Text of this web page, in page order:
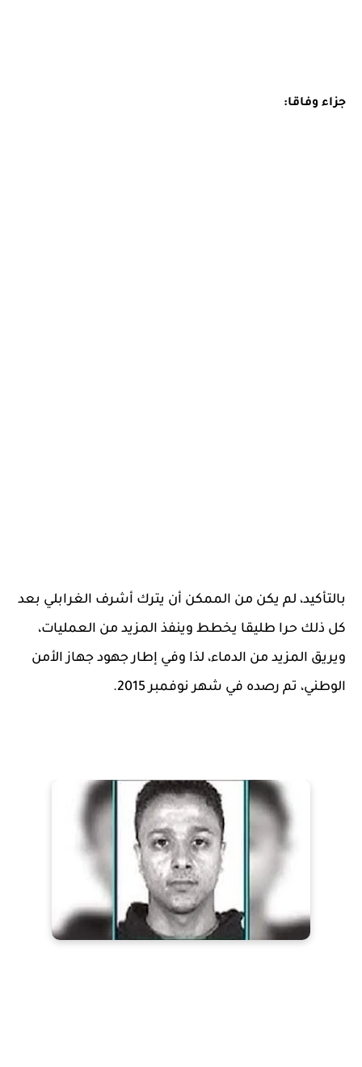
جزاء وفاقا:
بالتأكيد، لم يكن من الممكن أن يترك أشرف الغرابلي بعد
كل ذلك حرا طليقا يخطط وينفذ المزيد من العمليات،
ويريق المزيد من الدماء، لذا وفي إطار جهود جهاز الأمن
الوطني، تم رصده في شهر نوفمبر 2015.